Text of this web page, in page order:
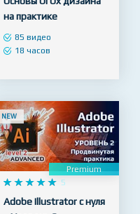
    
     5
Веб Дизайн в Figma.
Основы Ui Ux дизайна
на практике
NEW
Premium